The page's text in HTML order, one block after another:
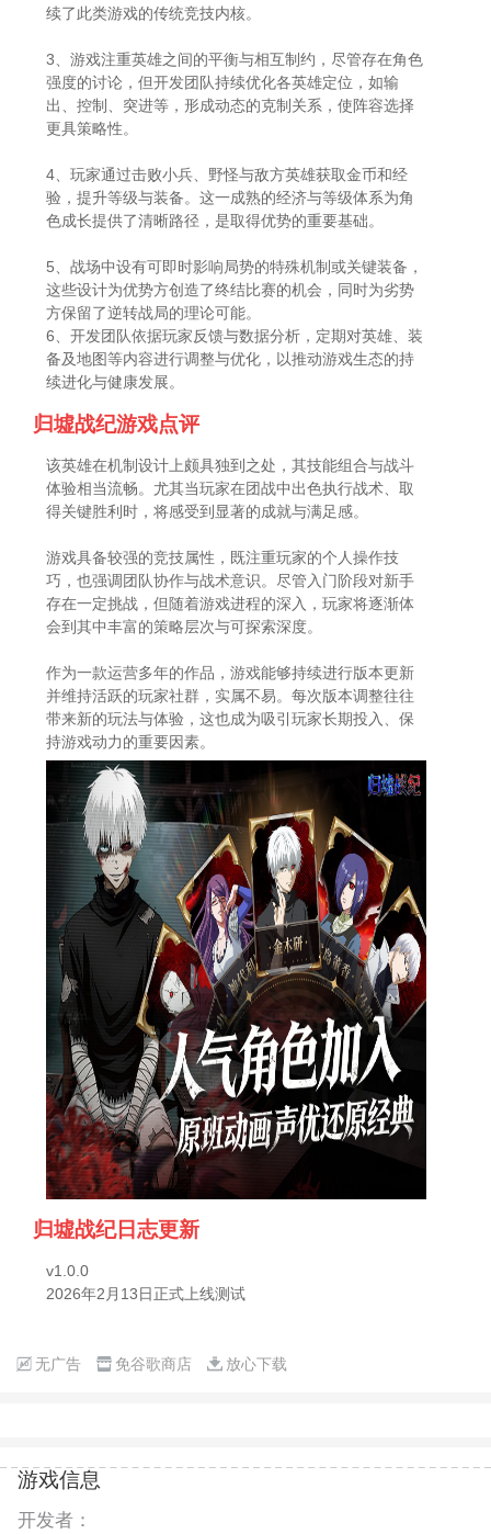
续了此类游戏的传统竞技内核。
3、游戏注重英雄之间的平衡与相互制约，尽管存在角色
强度的讨论，但开发团队持续优化各英雄定位，如输
出、控制、突进等，形成动态的克制关系，使阵容选择
更具策略性。
4、玩家通过击败小兵、野怪与敌方英雄获取金币和经
验，提升等级与装备。这一成熟的经济与等级体系为角
色成长提供了清晰路径，是取得优势的重要基础。
5、战场中设有可即时影响局势的特殊机制或关键装备，
这些设计为优势方创造了终结比赛的机会，同时为劣势
方保留了逆转战局的理论可能。
6、开发团队依据玩家反馈与数据分析，定期对英雄、装
备及地图等内容进行调整与优化，以推动游戏生态的持
续进化与健康发展。
归墟战纪游戏点评
该英雄在机制设计上颇具独到之处，其技能组合与战斗
体验相当流畅。尤其当玩家在团战中出色执行战术、取
得关键胜利时，将感受到显著的成就与满足感。
游戏具备较强的竞技属性，既注重玩家的个人操作技
巧，也强调团队协作与战术意识。尽管入门阶段对新手
存在一定挑战，但随着游戏进程的深入，玩家将逐渐体
会到其中丰富的策略层次与可探索深度。
作为一款运营多年的作品，游戏能够持续进行版本更新
并维持活跃的玩家社群，实属不易。每次版本调整往往
带来新的玩法与体验，这也成为吸引玩家长期投入、保
持游戏动力的重要因素。
归墟战纪日志更新
v1.0.0
2026年2月13日正式上线测试
无广告 免谷歌商店 放心下载
游戏信息
开发者：